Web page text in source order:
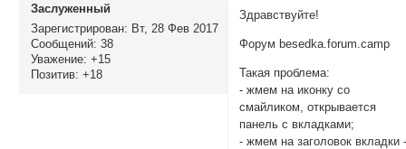
Заслуженный
Зарегистрирован: Вт, 28 Фев 2017
Сообщений: 38
Уважение: +15
Позитив: +18
Здравствуйте!
Форум besedka.forum.camp
Такая проблема:
- жмем на иконку со
смайликом, открывается
панель с вкладками;
- жмем на заголовок вкладки